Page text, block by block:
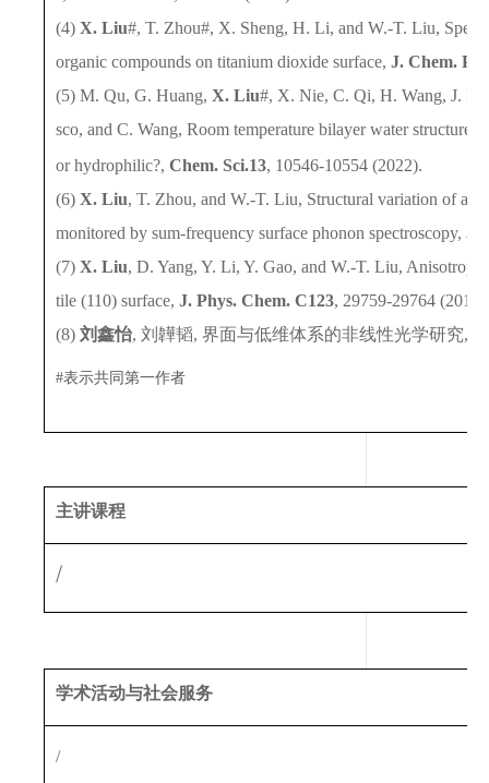
(4) X. Liu#, T. Zhou#, X. Sheng, H. Li, and W.-T. Liu,
organic compounds on titanium dioxide surface, J. Chem.
(5) M. Qu, G. Huang, X. Liu#, X. Nie, C. Qi, H. Wang, J.
sco, and C. Wang, Room temperature bilayer water structures
or hydrophilic?, Chem. Sci.13, 10546-10554 (2022).
(6) X. Liu, T. Zhou, and W.-T. Liu, Structural variation of
monitored by sum-frequency surface phonon spectroscopy, J.
(7) X. Liu, D. Yang, Y. Li, Y. Gao, and W.-T. Liu,
tile (110) surface, J. Phys. Chem. C123, 29759-29764 (2019).
(8) 刘鑫怡, 刘韡韬, 界面与低维体系的非线性光学研究,
#表示共同第一作者
主讲课程
/
学术活动与社会服务
/